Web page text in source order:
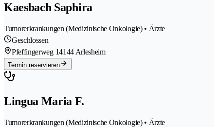
Kaesbach Saphira
Tumorerkrankungen (Medizinische Onkologie) • Ärzte
Geschlossen
Pfeffingerweg 14144 Arlesheim
Termin reservieren
Lingua Maria F.
Tumorerkrankungen (Medizinische Onkologie) • Ärzte